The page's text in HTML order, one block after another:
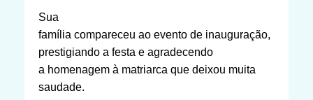
Sua
família compareceu ao evento de inauguração,
prestigiando a festa e agradecendo
a homenagem à matriarca que deixou muita
saudade.